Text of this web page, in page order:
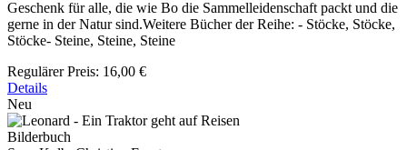
Geschenk für alle, die wie Bo die Sammelleidenschaft packt und die
gerne in der Natur sind.Weitere Bücher der Reihe: - Stöcke, Stöcke,
Stöcke- Steine, Steine, Steine
Regulärer Preis: 16,00 €
Details
Neu
Bilderbuch